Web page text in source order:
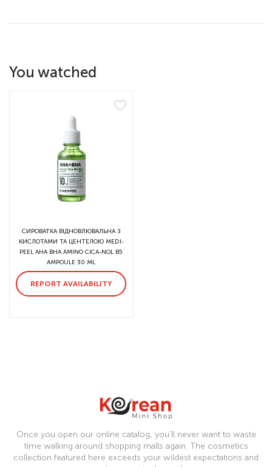
You watched
СИРОВАТКА ВІДНОВЛЮВАЛЬНА З
КИСЛОТАМИ ТА ЦЕНТЕЛОЮ MEDI-
PEEL AHA BHA AMINO CICA-NOL B5
AMPOULE 30 ML
REPORT AVAILABILITY
Once you open our online catalog, you’ll never want to waste
time walking around shopping malls again. The cosmetics
collection featured here exceeds your wildest expectations and